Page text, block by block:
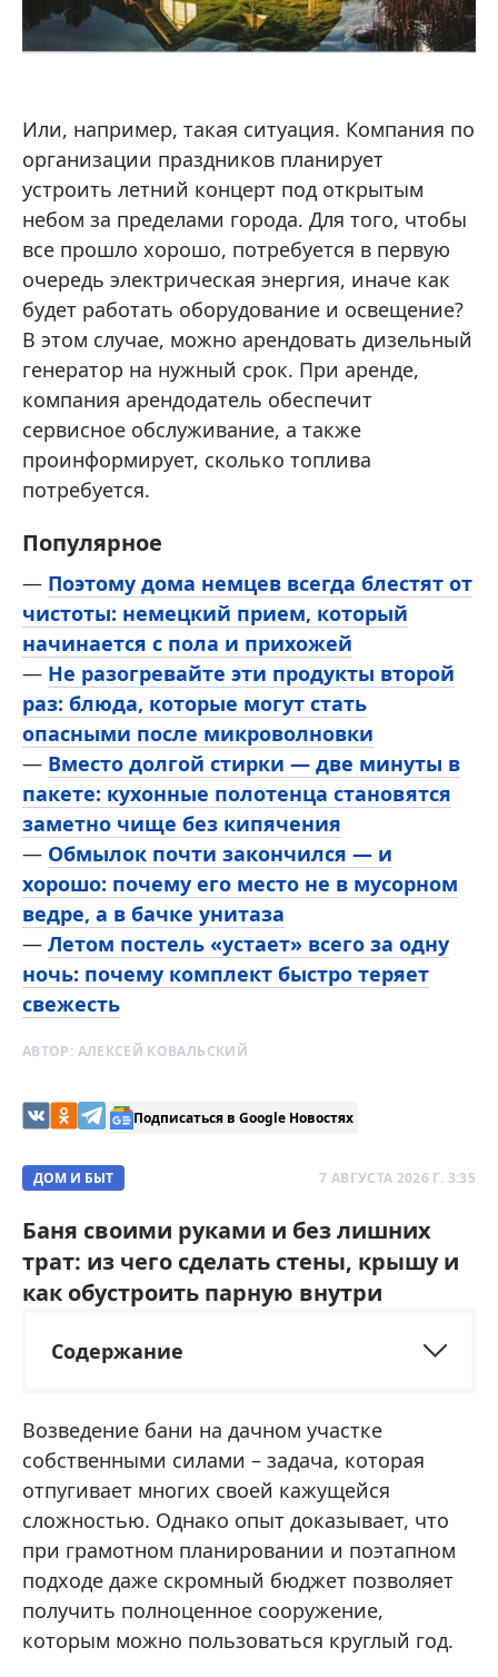
Или, например, такая ситуация. Компания по
организации праздников планирует
устроить летний концерт под открытым
небом за пределами города. Для того, чтобы
все прошло хорошо, потребуется в первую
очередь электрическая энергия, иначе как
будет работать оборудование и освещение?
В этом случае, можно арендовать дизельный
генератор на нужный срок. При аренде,
компания арендодатель обеспечит
сервисное обслуживание, а также
проинформирует, сколько топлива
потребуется.
Популярное
— Поэтому дома немцев всегда блестят от
чистоты: немецкий прием, который
начинается с пола и прихожей
— Не разогревайте эти продукты второй
раз: блюда, которые могут стать
опасными после микроволновки
— Вместо долгой стирки — две минуты в
пакете: кухонные полотенца становятся
заметно чище без кипячения
— Обмылок почти закончился — и
хорошо: почему его место не в мусорном
ведре, а в бачке унитаза
— Летом постель «устает» всего за одну
ночь: почему комплект быстро теряет
свежесть
АВТОР: АЛЕКСЕЙ КОВАЛЬСКИЙ
Подписаться в Google Новостях
ДОМ И БЫТ 7 АВГУСТА 2026 Г. 3:35
Баня своими руками и без лишних
трат: из чего сделать стены, крышу и
как обустроить парную внутри
Содержание
Возведение бани на дачном участке
собственными силами – задача, которая
отпугивает многих своей кажущейся
сложностью. Однако опыт доказывает, что
при грамотном планировании и поэтапном
подходе даже скромный бюджет позволяет
получить полноценное сооружение,
которым можно пользоваться круглый год.